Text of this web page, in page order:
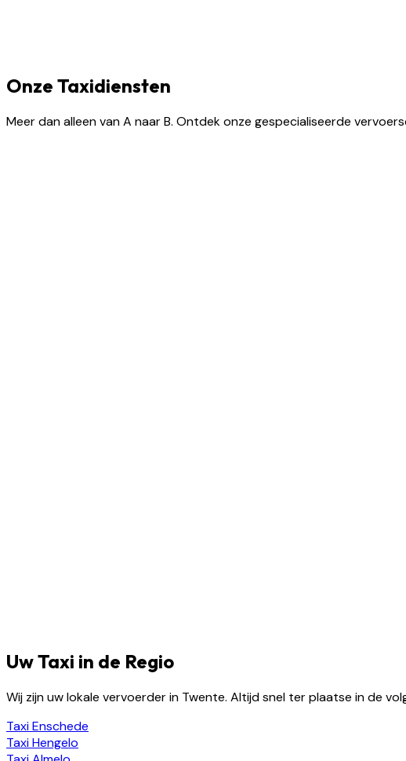
Onze Taxidiensten
Meer dan alleen van A naar B. Ontdek onze gespecialiseerde
Uw Taxi in de Regio
Wij zijn uw lokale vervoerder in Twente. Altijd snel ter plaatse in de
TaxiEnschede
TaxiHengelo